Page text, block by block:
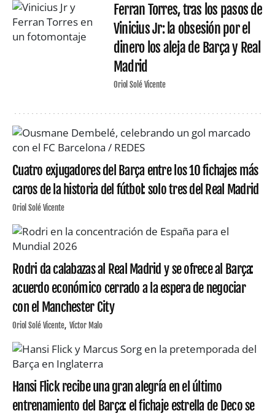
Ferran Torres, tras los pasos de
Vinicius Jr: la obsesión por el
dinero los aleja de Barça y Real
Madrid
Oriol Solé Vicente
Cuatro exjugadores del Barça entre los 10 fichajes más
caros de la historia del fútbol: solo tres del Real Madrid
Oriol Solé Vicente
Rodri da calabazas al Real Madrid y se ofrece al Barça:
acuerdo económico cerrado a la espera de negociar
con el Manchester City
Oriol Solé Vicente Víctor Malo
Hansi Flick recibe una gran alegría en el último
entrenamiento del Barça: el fichaje estrella de Deco se